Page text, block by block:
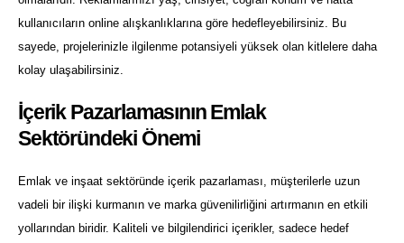
kullanıcıların online alışkanlıklarına göre hedefleyebilirsiniz. Bu
sayede, projelerinizle ilgilenme potansiyeli yüksek olan kitlelere daha
kolay ulaşabilirsiniz.
İçerik Pazarlamasının Emlak
Sektöründeki Önemi
Emlak ve inşaat sektöründe içerik pazarlaması, müşterilerle uzun
vadeli bir ilişki kurmanın ve marka güvenilirliğini artırmanın en etkili
yollarından biridir. Kaliteli ve bilgilendirici içerikler, sadece hedef